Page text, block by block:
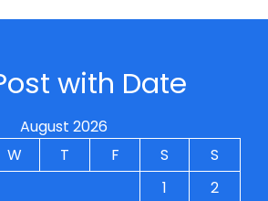
with Date
August 2026
W T F S
S
1
2